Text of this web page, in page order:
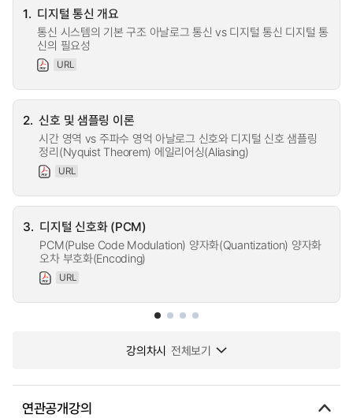
1. 디지털 통신 개요
통신 시스템의 기본 구조 아날로그 통신 vs 디지털 통신 디지털 통
신의 필요성
URL
2. 신호 및 샘플링 이론
시간 영역 vs 주파수 영억 아날로그 신호와 디지털 신호 샘플링
정리(Nyquist Theorem) 에일리어싱(Aliasing)
URL
3. 디지털 신호화 (PCM)
PCM(Pulse Code Modulation) 양자화(Quantization) 양자화
오차 부호화(Encoding)
URL
강의차시 전체보기
연관공개강의